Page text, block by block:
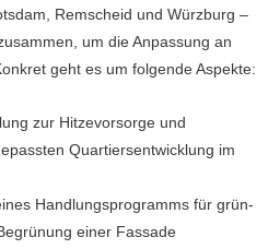
Remscheid und Würzburg –
um die Anpassung an
geht es um folgende Aspekte:
zur Hitzevorsorge und
Quartiersentwicklung im
Handlungsprogramms für grün-
einer Fassade